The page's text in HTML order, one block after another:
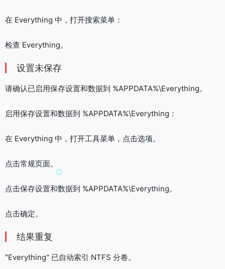
在 Everything 中，打开搜索菜单：
检查 Everything。
设置未保存
请确认已启用保存设置和数据到 %APPDATA%\Everything。
启用保存设置和数据到 %APPDATA%\Everything：
在 Everything 中，打开工具菜单，点击选项。
点击常规页面。
点击保存设置和数据到 %APPDATA%\Everything。
点击确定。
结果重复
"Everything" 已自动索引 NTFS 分卷。